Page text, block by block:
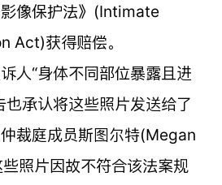
像保护法》(Intimate
Act)获得赔偿。
人“身体不同部位暴露且进
也承认将这些照片发送给了
裁庭成员斯图尔特(Megan
照片因故不符合该法案规